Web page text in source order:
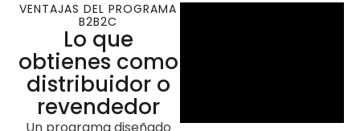
VENTAJAS DEL PROGRAMA
B2B2C
Lo que
obtienes como
distribuidor o
revendedor